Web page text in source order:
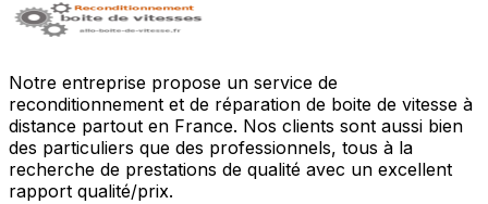
Notre entreprise propose un service de
reconditionnement et de réparation de boite de vitesse à
distance partout en France. Nos clients sont aussi bien
des particuliers que des professionnels, tous à la
recherche de prestations de qualité avec un excellent
rapport qualité/prix.